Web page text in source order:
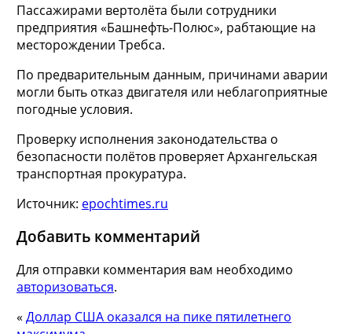
Пассажирами вертолёта были сотрудники
предприятия «Башнефть-Полюс», рабтающие на
месторождении Требса.
По предварительным данным, причинами аварии
могли быть отказ двигателя или неблагоприятные
погодные условия.
Проверку исполнения законодательства о
безопасности полётов проверяет Архангельская
транспортная прокуратура.
Источник: epochtimes.ru
Добавить комментарий
Для отправки комментария вам необходимо
авторизоваться.
« Доллар США оказался на пике пятилетнего